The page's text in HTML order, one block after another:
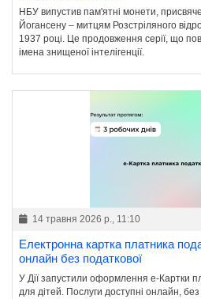
НБУ випустив пам'ятні монети,
Йогансену – митцям Розстріляного
1937 році. Це продовження серії, що
імена знищеної інтелігенції.
14 травня 2026 р., 11:10
Електронна картка платника
онлайн без податкової
У Дії запустили оформлення е-Картки
для дітей. Послуги доступні онлайн, без